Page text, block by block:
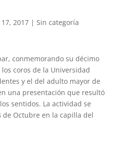
2017| Sin categoría
conmemorando su décimo
coros de la Universidad
y el del adulto mayor de
una presentación que resultó
sentidos. La actividad se
de Octubre en la capilla del